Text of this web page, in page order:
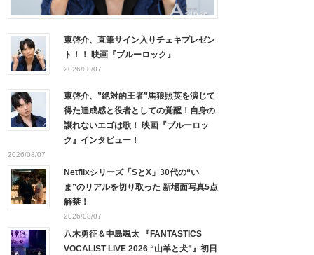
東啓介、直筆サイン入りチェキプレゼン
ト！！ 映画『ブルーロック』
2026/08/07
東啓介、”絶対的王者”馬狼照英を演じて
得た達成感と役者としての覚醒！自身の
譲れないエゴは歌！ 映画『ブルーロッ
ク』インタビュー！
2026/08/07
Netflixシリーズ「SとX」30代の“い
ま”のリアルを切り取った 新場面写真5点
解禁！
2026/08/07
八木勇征＆中島颯太 『FANTASTICS
VOCALIST LIVE 2026 “山羊と犬”』初日